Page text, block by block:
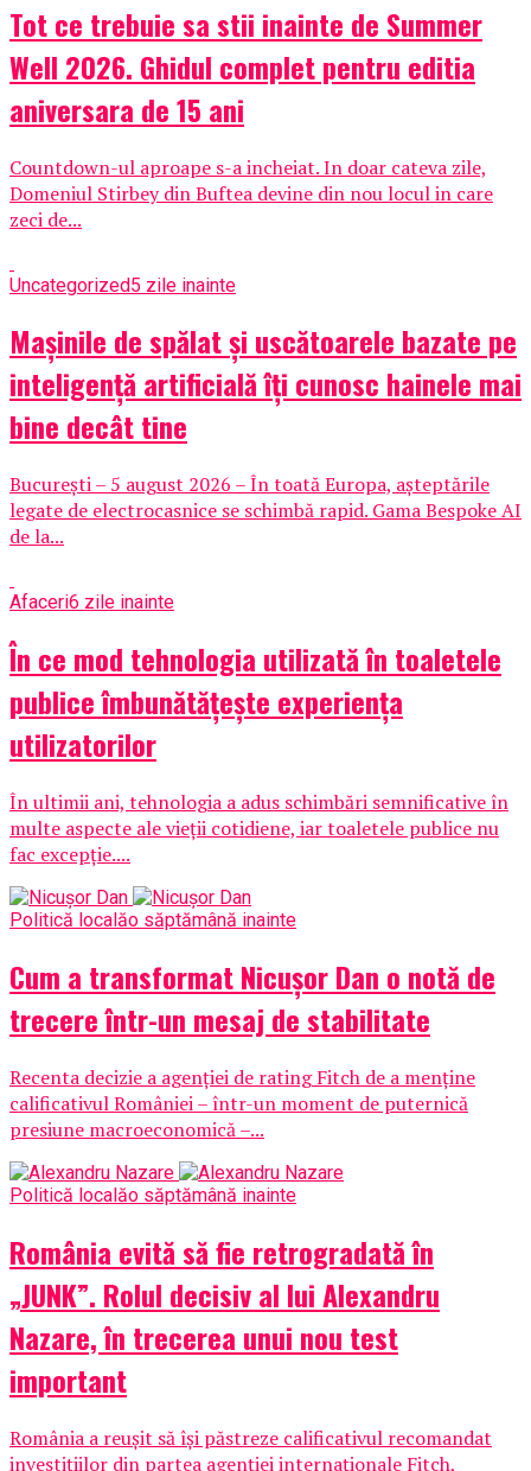
Tot ce trebuie sa stii inainte de Summer
Well 2026. Ghidul complet pentru editia
aniversara de 15 ani
Countdown-ul aproape s-a incheiat. In doar cateva zile,
Domeniul Stirbey din Buftea devine din nou locul in care
zeci de...
Uncategorized5 zile inainte
Mașinile de spălat și uscătoarele bazate pe
inteligență artificială îți cunosc hainele mai
bine decât tine
București – 5 august 2026 – În toată Europa, așteptările
legate de electrocasnice se schimbă rapid. Gama Bespoke AI
de la...
Afaceri6 zile inainte
În ce mod tehnologia utilizată în toaletele
publice îmbunătățește experiența
utilizatorilor
În ultimii ani, tehnologia a adus schimbări semnificative în
multe aspecte ale vieții cotidiene, iar toaletele publice nu
fac excepție....
Politică localăo săptămână inainte
Cum a transformat Nicușor Dan o notă de
trecere într-un mesaj de stabilitate
Recenta decizie a agenției de rating Fitch de a menține
calificativul României – într-un moment de puternică
presiune macroeconomică –...
Politică localăo săptămână inainte
România evită să fie retrogradată în
„JUNK”. Rolul decisiv al lui Alexandru
Nazare, în trecerea unui nou test
important
România a reușit să își păstreze calificativul recomandat
investițiilor din partea agenției internaționale Fitch,